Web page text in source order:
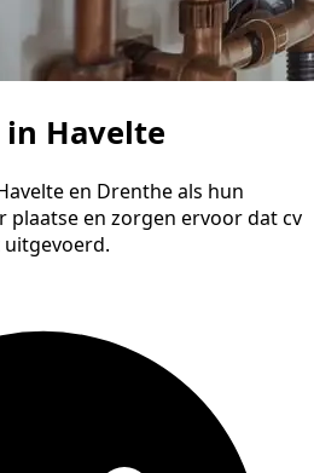
Havelte
en Drenthe als hun
plaatse en zorgen ervoor dat cv